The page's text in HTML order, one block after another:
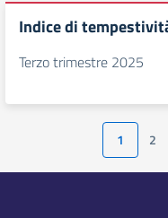
Indice di
Terzo trimestre 2025
1 2